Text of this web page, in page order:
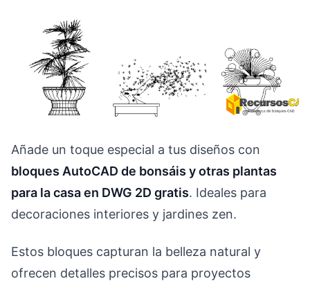
Añade un toque especial a tus diseños con
bloques AutoCAD de bonsáis y otras plantas
para la casa en DWG 2D gratis. Ideales para
decoraciones interiores y jardines zen.
Estos bloques capturan la belleza natural y
ofrecen detalles precisos para proyectos